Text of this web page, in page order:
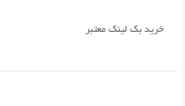
خرید بک لینک معتبر